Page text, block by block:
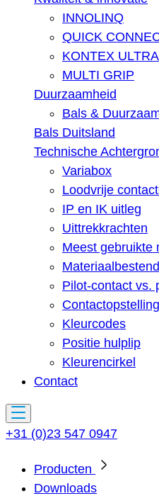
INNOLINQ
QUICK
KONTEX ULTRA
MULTI GRIP
Duurzaamheid
Bals &
Bals Duitsland
Technische
Variabox
Loodvrije
IP en IK uitleg
Uittrekkrachten
Meest gebruikte
Pilot-contact vs.
Contactopstelling
Kleurcodes
Positie hulplip
Kleurencirkel
Contact
+31 (0)23 547 0947
Producten
Downloads